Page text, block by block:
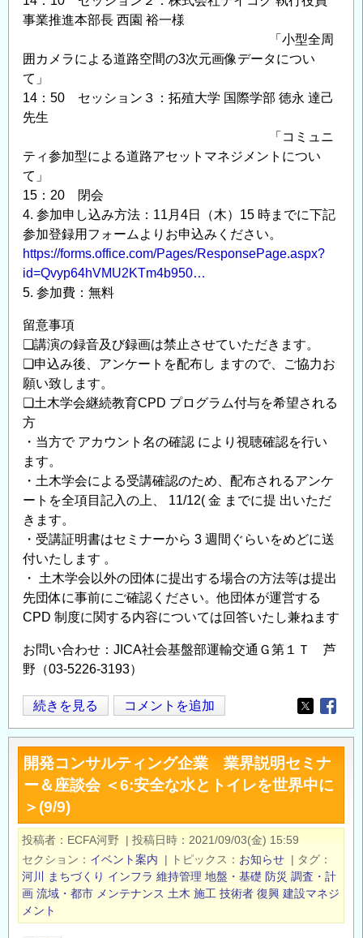
事業推進本部長 西園 裕一様
「小型全周
囲カメラによる道路空間の3次元画像データについ
て」
14：50 セッション３：拓殖大学 国際学部 徳永 達己
先生
「コミュニ
ティ参加型による道路アセットマネジメントについ
て」
15：20 閉会
4. 参加申し込み方法：11月4日（木）15 時までに下記
参加登録用フォームよりお申込みください。
https://forms.office.com/Pages/ResponsePage.aspx?
id=Qvyp64hVMU2KTm4b950…
5. 参加費：無料
留意事項
❏講演の録音及び録画は禁止させていただきます。
❏申込み後、アンケートを配布し ますので、ご協力お
願い致します。
❏土木学会継続教育CPD プログラム付与を希望される
方
・当方で アカウント名の確認 により視聴確認を行い
ます。
・土木学会による受講確認のため、配布されるアンケ
ートを全項目記入の上、 11/12( 金 までに提 出いただ
きます。
・受講証明書はセミナーから 3 週間ぐらいをめどに送
付いたします 。
・ 土木学会以外の団体に提出する場合の方法等は提出
先団体に事前にご確認ください。他団体が運営する
CPD 制度に関する内容については回答いたし兼ねます
お問い合わせ：JICA社会基盤部運輸交通Ｇ第１Ｔ 芦
野（03-5226-3193）
【参
加
者
募
集：
11/5(金)】
JICA
運
輸
交
通
続きを見る コメントを追加
Opens in
開発コンサルティング企業 業界説明セミナ
ー＆座談会 ＜6:安全な水とトイレを世界中に
＞(9/9)
投稿者 ECFA河野 | 投稿日時
2021/09/03(金) 15:59
セクション
イベント案内 | トピックス お知らせ | タグ
河川
まちづくり インフラ 維持管理 地盤・基礎 防災 調査・計
画 流域・都市 メンテナンス 土木 施工 技術者 復興 建設マネジ
メント